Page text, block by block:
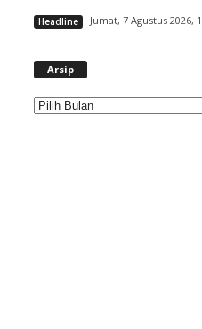
Headline Jumat, 7 Agustus 2026,
Arsip
i